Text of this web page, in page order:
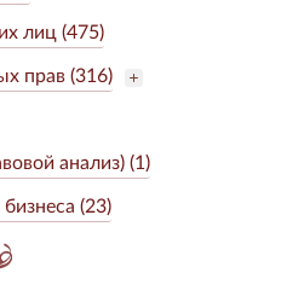
лиц (475)
прав (316)
анализ) (1)
(23)